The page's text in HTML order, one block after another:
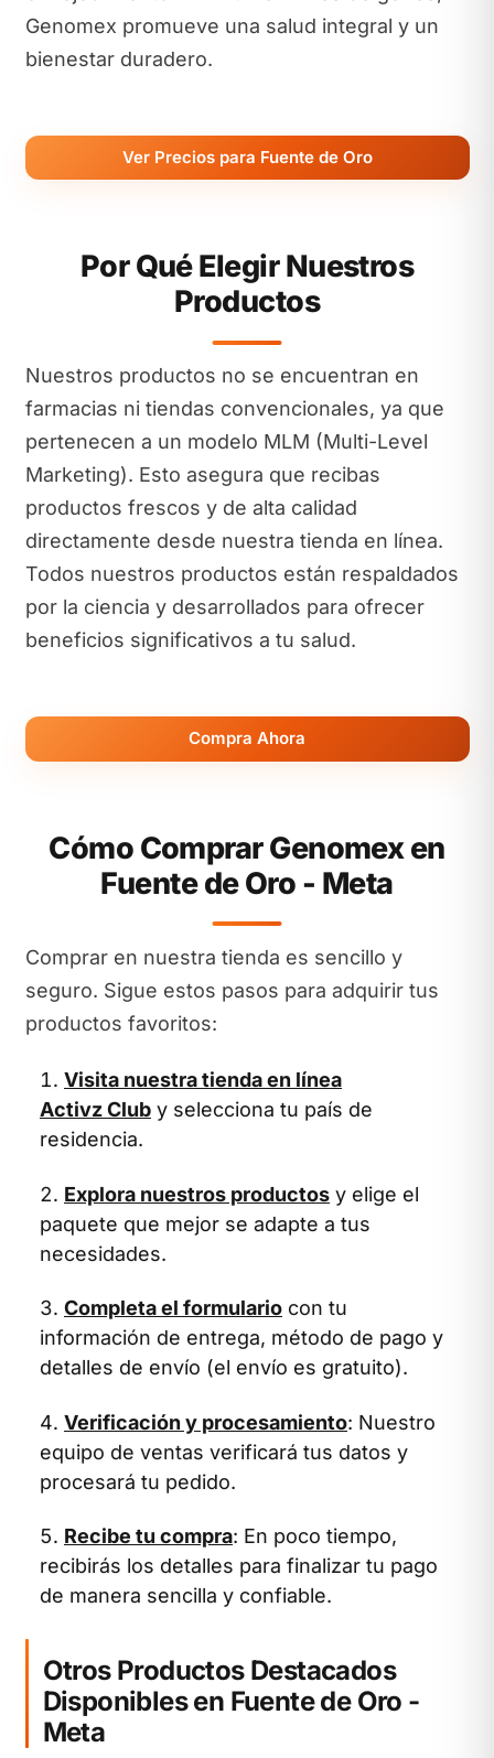
Genomex promueve una salud integral y un
bienestar duradero.
Ver Precios para Fuente de Oro
Por Qué Elegir Nuestros
Productos
Nuestros productos no se encuentran en
farmacias ni tiendas convencionales, ya que
pertenecen a un modelo MLM (Multi-Level
Marketing). Esto asegura que recibas
productos frescos y de alta calidad
directamente desde nuestra tienda en línea.
Todos nuestros productos están respaldados
por la ciencia y desarrollados para ofrecer
beneficios significativos a tu salud.
Compra Ahora
Cómo Comprar Genomex en
Fuente de Oro - Meta
Comprar en nuestra tienda es sencillo y
seguro. Sigue estos pasos para adquirir tus
productos favoritos:
Visita nuestra tienda en línea
Activz Club y selecciona tu país de
residencia.
Explora nuestros productos y elige el
paquete que mejor se adapte a tus
necesidades.
Completa el formulario con tu
información de entrega, método de pago y
detalles de envío (el envío es gratuito).
Verificación y procesamiento: Nuestro
equipo de ventas verificará tus datos y
procesará tu pedido.
Recibe tu compra: En poco tiempo,
recibirás los detalles para finalizar tu pago
de manera sencilla y confiable.
Otros Productos Destacados
Disponibles en Fuente de Oro -
Meta